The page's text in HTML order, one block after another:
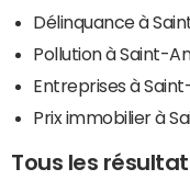
Délinquance à
Pollution à Saint-
Entreprises à
Prix immobilier à
Tous les